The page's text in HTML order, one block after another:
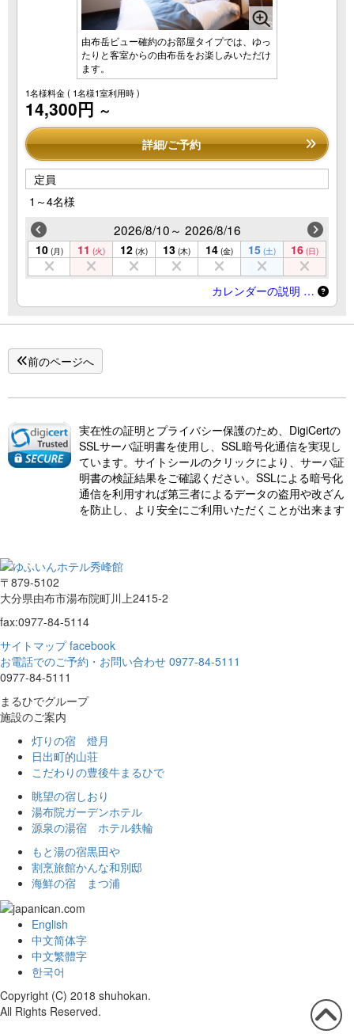
由布岳ビュー確約のお部屋タイプでは、ゆっ
たりと客室からの由布岳をお楽しみいただけ
ます。
1名様料金( 1名様1室利用時 )
14,300円 ～
詳細/ご予約
定員
1～4名様
2026/8/10～ 2026/8/16
10 (月) 11 (火) 12 (水) 13 (木) 14 (金) 15 (土) 16 (日)
カレンダーの説明 …
前のページへ
実在性の証明とプライバシー保護のため、DigiCertの
SSLサーバ証明書を使用し、SSL暗号化通信を実現し
ています。サイトシールのクリックにより、サーバ証
明書の検証結果をご確認ください。SSLによる暗号化
通信を利用すれば第三者によるデータの盗用や改ざん
を防止し、より安全にご利用いただくことが出来ます
〒879-5102
大分県由布市湯布院町川上2415-2
fax:0977-84-5114
サイトマップ facebook
お電話でのご予約・お問い合わせ 0977-84-5111
0977-84-5111
まるひでグループ
施設のご案内
灯りの宿 燈月
日出町的山荘
こだわりの豊後牛まるひで
眺望の宿しおり
湯布院ガーデンホテル
源泉の湯宿 ホテル鉄輪
もと湯の宿黒田や
割烹旅館かんな和別邸
海鮮の宿 まつ浦
English
中文简体字
中文繁體字
한국어
Copyright (C) 2018 shuhokan.
All Rights Reserved.